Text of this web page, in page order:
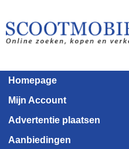
Homepage
Mijn Account
Advertentie plaatsen
Aanbiedingen